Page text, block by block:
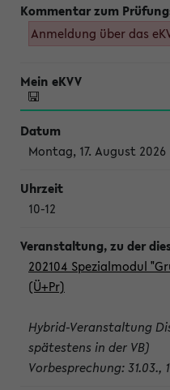
Anmeldung über das
Montag, 17. August 2026
10-12
202104 Spezialmodul
(Ü+Pr)
Hybrid-Veranstaltung
spätestens in der VB)
Vorbesprechung: 31.03.,